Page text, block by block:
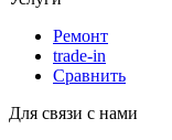
Ремонт
trade-in
Сравнить
Для связи с нами